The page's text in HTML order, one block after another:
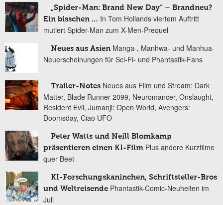
„Spider-Man: Brand New Day“ – Brandneu?
Ein bisschen … In Tom Hollands viertem Auftritt
mutiert Spider-Man zum X-Men-Prequel
Neues aus Asien Manga-, Manhwa- und Manhua-
Neuerscheinungen für Sci-Fi- und Phantastik-Fans
Trailer-Notes Neues aus Film und Stream: Dark
Matter, Blade Runner 2099, Neuromancer, Onslaught,
Resident Evil, Jumanji: Open World, Avengers:
Doomsday, Ciao UFO
Peter Watts und Neill Blomkamp
präsentieren einen KI-Film Plus andere Kurzfilme
quer Beet
KI-Forschungskaninchen, Schriftsteller-Bros
und Weltreisende Phantastik-Comic-Neuheiten im
Juli